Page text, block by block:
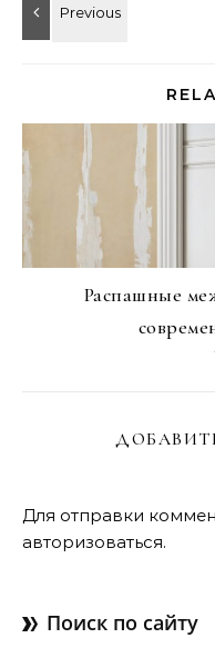
Распашные
Для отправки
авторизоваться.
Поиск по сайту